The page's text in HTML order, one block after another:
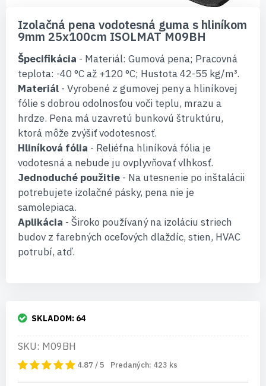
začiatok
galérie
obrázkov
Izolačná pena vodotesná guma s hliníkom
9mm 25x100cm ISOLMAT M09BH
Špecifikácia - Materiál: Gumová pena; Pracovná
teplota: -40 °C až +120 °C; Hustota 42-55 kg/m³.
Materiál - Vyrobené z gumovej peny a hliníkovej
fólie s dobrou odolnosťou voči teplu, mrazu a
hrdze. Pena má uzavretú bunkovú štruktúru,
ktorá môže zvýšiť vodotesnosť.
Hliníková fólia - Reliéfna hliníková fólia je
vodotesná a nebude ju ovplyvňovať vlhkosť.
Jednoduché použitie - Na utesnenie po inštalácii
potrebujete izolačné pásky, pena nie je
samolepiaca.
Aplikácia - Široko používaný na izoláciu striech
budov z farebných oceľových dlaždíc, stien, HVAC
potrubí, atď.
SKLADOM: 64
SKU: M09BH
4.87 / 5 Predaných: 423 ks